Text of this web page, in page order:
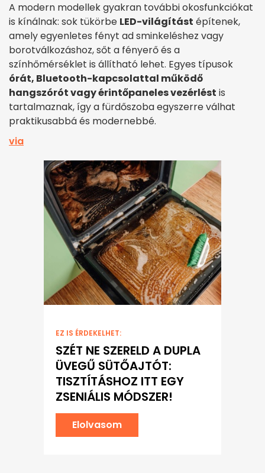
A modern modellek gyakran további okosfunkciókat
is kínálnak: sok tükörbe LED-világítást építenek,
amely egyenletes fényt ad sminkeléshez vagy
borotválkozáshoz, sőt a fényerő és a
színhőmérséklet is állítható lehet. Egyes típusok
órát, Bluetooth-kapcsolattal működő
hangszórót vagy érintőpaneles vezérlést is
tartalmaznak, így a fürdőszoba egyszerre válhat
praktikusabbá és modernebbé.
via
EZ IS ÉRDEKELHET:
SZÉT NE SZERELD A DUPLA
ÜVEGŰ SÜTŐAJTÓT:
TISZTÍTÁSHOZ ITT EGY
ZSENIÁLIS MÓDSZER!
Elolvasom